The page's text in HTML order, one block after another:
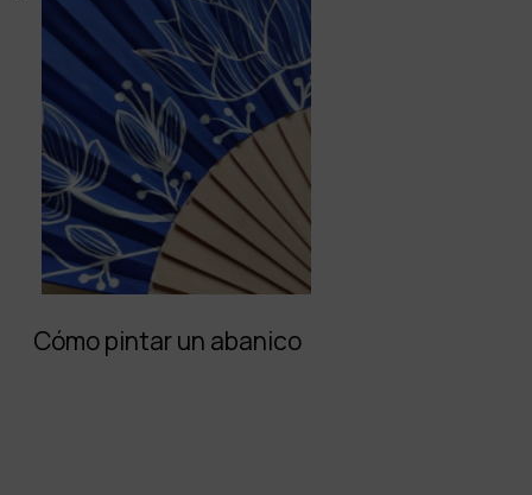
Cómo pintar un abanico